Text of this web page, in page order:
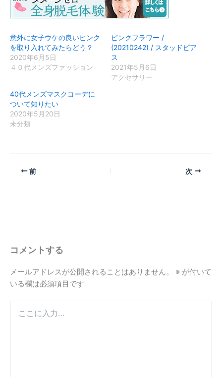
意外に女子ウケの良いピンク
を取り入れてみたらどう？
2020年6月5日
４０代メンズファッション
ピンクフラワー /
(20210242) / スタッドピア
ス
2021年5月6日
アクセサリー
40代メンズマスクコーデに
ついて知りたい
2020年5月20日
未分類
前 次
コメントする
メールアドレスが公開されることはありません。 ※ が付いて
いる欄は必須項目です